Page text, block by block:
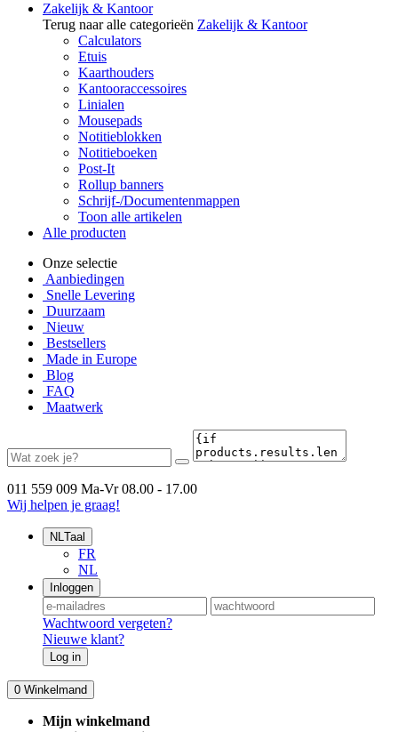
Zakelijk & Kantoor
Terug naar alle categorieën Zakelijk & Kantoor
Calculators
Etuis
Kaarthouders
Kantooraccessoires
Linialen
Mousepads
Notitieblokken
Notitieboeken
Post-It
Rollup banners
Schrijf-/Documentenmappen
Toon alle artikelen
Alle producten
Onze selectie
Aanbiedingen
Snelle Levering
Duurzaam
Nieuw
Bestsellers
Made in Europe
Blog
FAQ
Maatwerk
011 559 009 Ma-Vr 08.00 - 17.00
Wij helpen je graag!
NLTaal
FR
NL
Inloggen
Wachtwoord vergeten?
Nieuwe klant?
Log in
0 Winkelmand
Mijn winkelmand